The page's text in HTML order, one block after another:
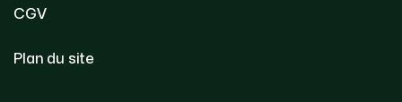
CGV
Plan du site